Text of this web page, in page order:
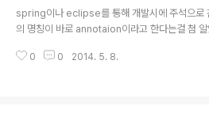
spring이나 eclipse를 통해 개발시에 주석으로
의 명칭이 바로 annotaion이라고 한다는걸 첨
[링크 : http://docs.oracle.com/javase/
0 0 2014. 5. 8.